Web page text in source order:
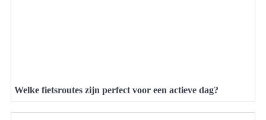
Welke fietsroutes zijn perfect voor een actieve dag?